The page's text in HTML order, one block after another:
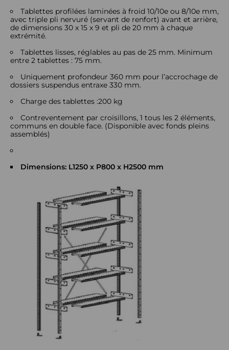
Tablettes profilées laminées à froid 10/10e ou 8/10e mm,
avec triple pli nervuré (servant de renfort) avant et arrière,
de dimensions 30 x 15 x 9 et pli de 20 mm à chaque
extrémité.
Tablettes lisses, réglables au pas de 25 mm. Minimum
entre 2 tablettes : 75 mm.
Uniquement profondeur 360 mm pour l’accrochage de
dossiers suspendus entraxe 330 mm.
Charge des tablettes :200 kg
Contreventement par croisillons, 1 tous les 2 éléments,
communs en double face. (Disponible avec fonds pleins
assemblés)
Dimensions: L1250 x P800 x H2500 mm